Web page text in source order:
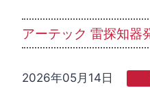
アーテック 雷探知器
2026年05月14日